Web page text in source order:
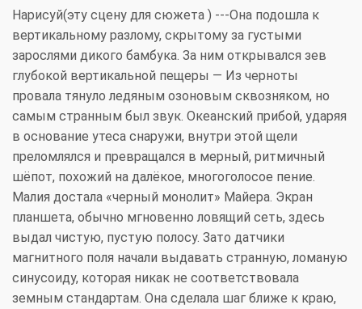
Нарисуй(эту сцену для сюжета ) ---Она подошла к
вертикальному разлому, скрытому за густыми
зарослями дикого бамбука. За ним открывался зев
глубокой вертикальной пещеры — Из черноты
провала тянуло ледяным озоновым сквозняком, но
самым странным был звук. Океанский прибой, ударяя
в основание утеса снаружи, внутри этой щели
преломлялся и превращался в мерный, ритмичный
шёпот, похожий на далёкое, многоголосое пение.
Малия достала «черный монолит» Майера. Экран
планшета, обычно мгновенно ловящий сеть, здесь
выдал чистую, пустую полосу. Зато датчики
магнитного поля начали выдавать странную, ломаную
синусоиду, которая никак не соответствовала
земным стандартам. Она сделала шаг ближе к краю,